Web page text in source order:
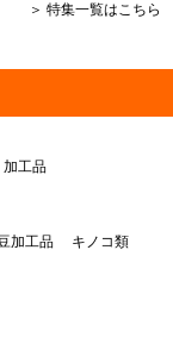
＞ 特集一覧はこちら
加工品
加工品
キノコ類